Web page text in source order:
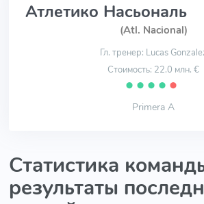
Атлетико Насьональ
(Atl. Nacional)
Гл. тренер: Lucas
Стоимость: 22.0 млн. €
⬤ ⬤ ⬤ ⬤ ⬤
Primera A
Статистика
результаты